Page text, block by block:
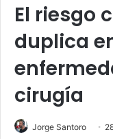
El riesgo
duplica
cirugía
Jorge Santoro